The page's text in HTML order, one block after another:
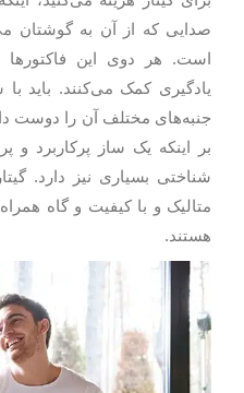
صدایی که از آن به گوشتان
است. هر دوی این فاکتورها
یادگیری کمک می‌کنند. باید با
جنبه‌های مختلف آن را دوست
بر اینکه یک ساز پرکاربرد و
شناختی بسیاری نیز دارد.
متالیک و با کیفیت و گاه
هستند.